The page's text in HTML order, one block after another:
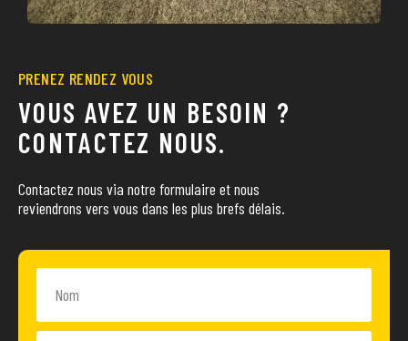
PRENEZ RENDEZ VOUS
VOUS AVEZ UN BESOIN ?
CONTACTEZ NOUS.
Contactez nous via notre formulaire et nous
reviendrons vers vous dans les plus brefs délais.